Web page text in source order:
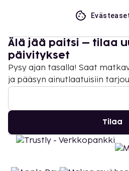
Älä jää paitsi – tilaa
päivitykset
Pysy ajan tasalla! Saat
ja pääsyn ainutlaatuisiin
Tilaa